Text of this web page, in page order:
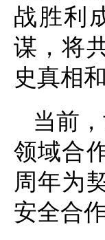
战胜利
谋，将
史真相
当前
领域合
周年为
安全合